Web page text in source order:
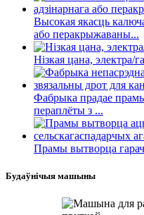
Высокая якасць
або перакрыжаваны...
Нізкая цана, электра/
Фабрыка прадае
пераплёты з ...
Прамы вытворца
Будаўнічыя машыны